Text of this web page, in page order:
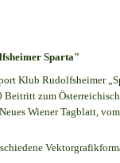
Sparta"
Klub Rudolfsheimer
Beitritt zum
Wiener Tagblatt,